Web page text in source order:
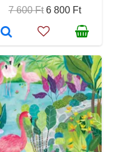
7 600 Ft 6 800 Ft